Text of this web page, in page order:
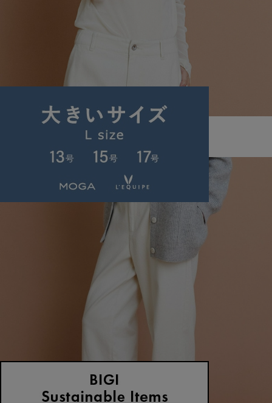
L'EQUIPE
(かっとそー) /